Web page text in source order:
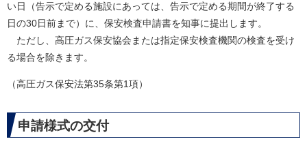
い日（告示で定める施設にあっては、告示で定める期間が終了する
日の30日前まで）に、保安検査申請書を知事に提出します。
ただし、高圧ガス保安協会または指定保安検査機関の検査を受け
る場合を除きます。
（高圧ガス保安法第35条第1項）
申請様式の交付